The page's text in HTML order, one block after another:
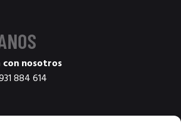
nosotros
884 614